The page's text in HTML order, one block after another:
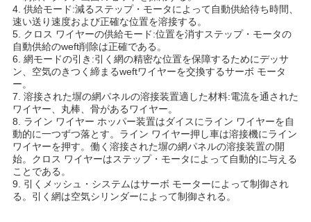
要
求
し
な
さ
い
地
4. 供給モード:減るステップ・モータによって自動供給待ち時間、
速い送り速度および正確な位置を溶接する。
5. クロス ワイヤーの供給モード:位置を消すステップ・モータの
自動供給のweft削除は正確である。
6. 網モードの引き:引く網の精密な位置を保障するためにデッサ
ン、空気のきつく締まるweftワイヤーを交換するサーボ モータ
ー。
7. 溶接された塀の網パネルの溶接装置適した材料:電流を通された
ワイヤー、丸棒、骨があるワイヤー。
8. ライン ワイヤー ホッパー装置はダイスにライン ワイヤーを自
動的に一つずつ落とす。ライン ワイヤー押し車は溶接機にライン
ワイヤーを押す。働く溶接された塀の網パネルの溶接装置の開
始。クロス ワイヤーはステップ・モータによって自動的に与える
ことである。
9. 引くメッシュ・システムはサーボ モーターによって制御され
る。引く網は空気シリンダーによって制御される。